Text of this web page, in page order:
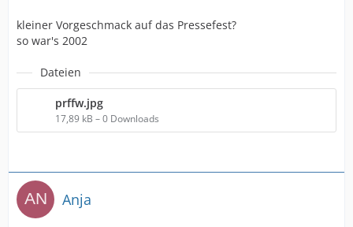
kleiner Vorgeschmack auf das Pressefest?
so war's 2002
Dateien
prffw.jpg
17,89 kB – 0 Downloads
Anja